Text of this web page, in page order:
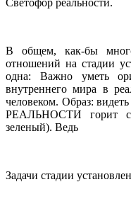
Светофор реальности.
В общем, как-бы
отношений на стадии
одна: Важно уметь
внутреннего мира в
человеком. Образ:
РЕАЛЬНОСТИ горит
зеленый). Ведь
Задачи стадии